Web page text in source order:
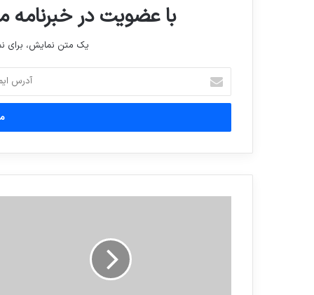
با عضویت در خبرنامه
یک متن نمایش،
آدرس
ایمیل
خود
وارد